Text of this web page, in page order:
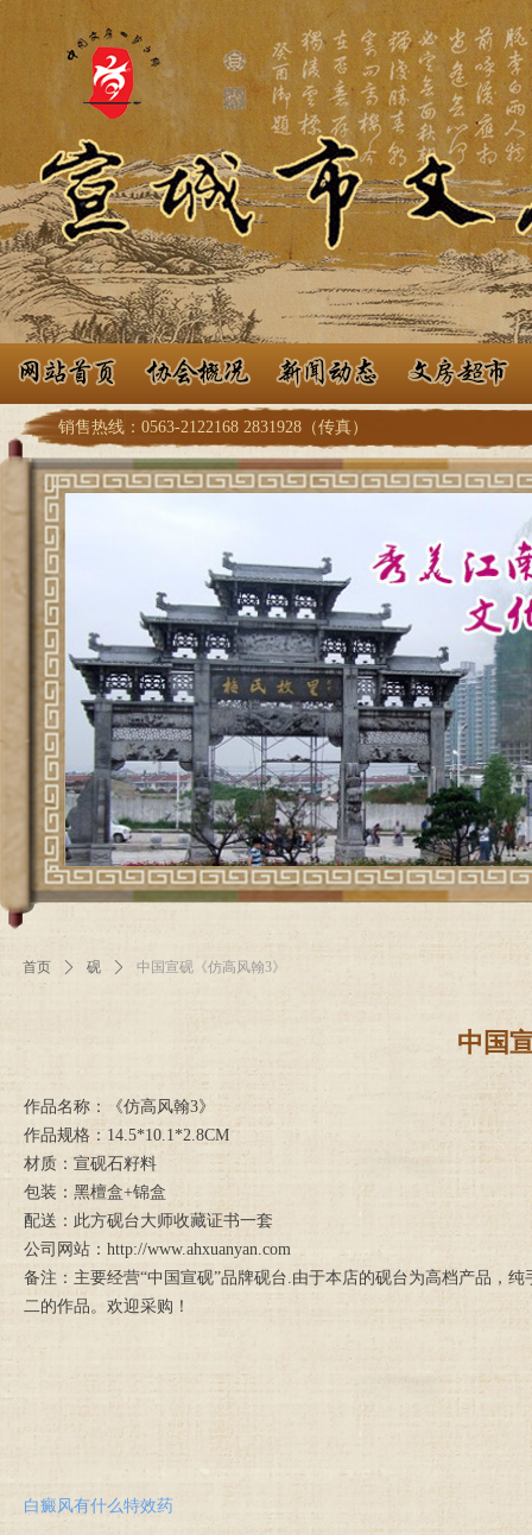
销售热线：0563-2122168 2831928（传真）
首页 ꄲ 砚 ꄲ 中国宣砚《仿高风翰3》
中国
作品名称：《仿高风翰3》
作品规格：14.5*10.1*2.8CM
材质：宣砚石籽料
包装：黑檀盒+锦盒
配送：此方砚台大师收藏证书一套
公司网站：http://www.ahxuanyan.com
备注：主要经营“中国宣砚”品牌砚台.由于本店的砚台为高档产品，
二的作品。欢迎采购！
白癜风有什么特效药